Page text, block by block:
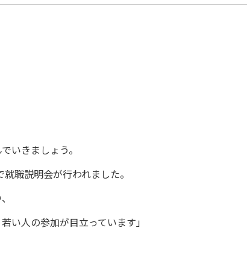
いきましょう。
職説明会が行われました。
い人の参加が目立っています」